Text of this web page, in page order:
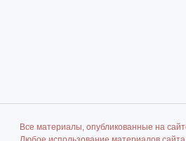
Все материалы, опубликованные на